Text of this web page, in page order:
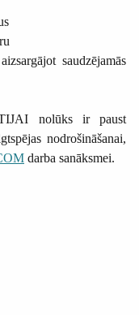
saudzējamās
nolūks ir paust
nodrošināšanai,
darba sanāksmei.